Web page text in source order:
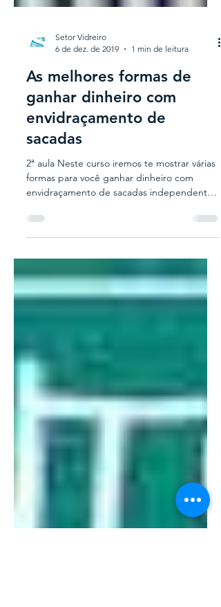
Setor Vidreiro
6 de dez. de 2019
1 min de leitura
As melhores formas de
ganhar dinheiro com
envidraçamento de
sacadas
formas para você ganhar dinheiro com
envidraçamento de sacadas independente